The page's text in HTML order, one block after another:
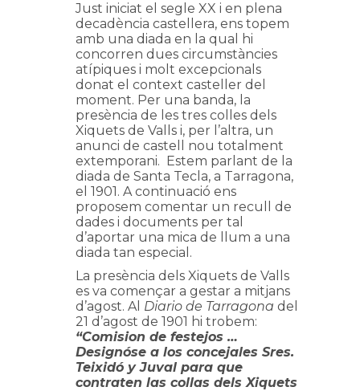
Just iniciat el segle XX i en plena
decadència castellera, ens topem
amb una diada en la qual hi
concorren dues circumstàncies
atípiques i molt excepcionals
donat el context casteller del
moment. Per una banda, la
presència de les tres colles dels
Xiquets de Valls i, per l’altra, un
anunci de castell nou totalment
extemporani. Estem parlant de la
diada de Santa Tecla, a Tarragona,
el 1901. A continuació ens
proposem comentar un recull de
dades i documents per tal
d’aportar una mica de llum a una
diada tan especial.
La presència dels Xiquets de Valls
es va començar a gestar a mitjans
d’agost. Al Diario de Tarragona del
21 d’agost de 1901 hi trobem:
“Comision de festejos …
Designóse a los concejales Sres.
Teixidó y Juval para que
contraten las collas dels Xiquets